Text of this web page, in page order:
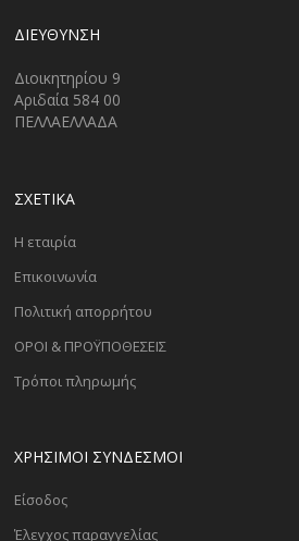
ΔΙΕΎΘΥΝΣΗ
Διοικητηρίου 9
Αριδαία 584 00
ΠΕΛΛΑΕΛΛΑΔΑ
ΣΧΕΤΙΚΑ
Η εταιρία
Επικοινωνία
Πολιτική απορρήτου
ΟΡΟΙ & ΠΡΟΫΠΟΘΕΣΕΙΣ
Τρόποι πληρωμής
ΧΡΗΣΙΜΟΙ ΣΥΝΔΕΣΜΟΙ
Είσοδος
Έλεγχος παραγγελίας